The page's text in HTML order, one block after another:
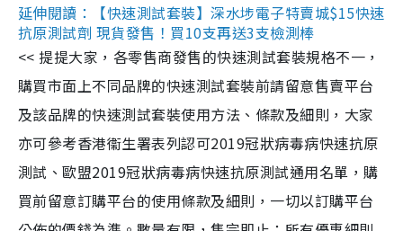
延伸閱讀：【快速測試套裝】深水埗電子特賣城$15快速
抗原測試劑 現貨發售！買10支再送3支檢測棒
<< 提提大家，各零售商發售的快速測試套裝規格不一，
購買市面上不同品牌的快速測試套裝前請留意售賣平台
及該品牌的快速測試套裝使用方法、條款及細則，大家
亦可參考香港衞生署表列認可2019冠狀病毒病快速抗原
測試、歐盟2019冠狀病毒病快速抗原測試通用名單，購
買前留意訂購平台的使用條款及細則，一切以訂購平台